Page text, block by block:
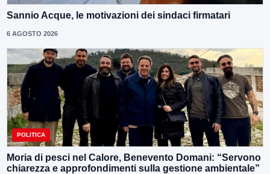
Sannio Acque, le motivazioni dei sindaci firmatari
6 AGOSTO 2026
POLITICA
Moria di pesci nel Calore, Benevento Domani: “Servono
chiarezza e approfondimenti sulla gestione ambientale”